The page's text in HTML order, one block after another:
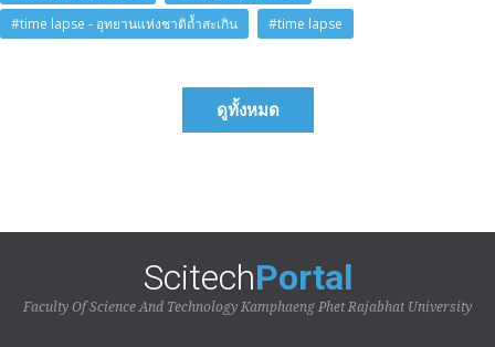
#time lapse - อุทยานแห่งชาติถ้ำสะเกิน
#time lapse
ดูทั้งหมด
ScitechPortal
Faculty Of Science And Technology Kamphaeng Phet Rajabhat University